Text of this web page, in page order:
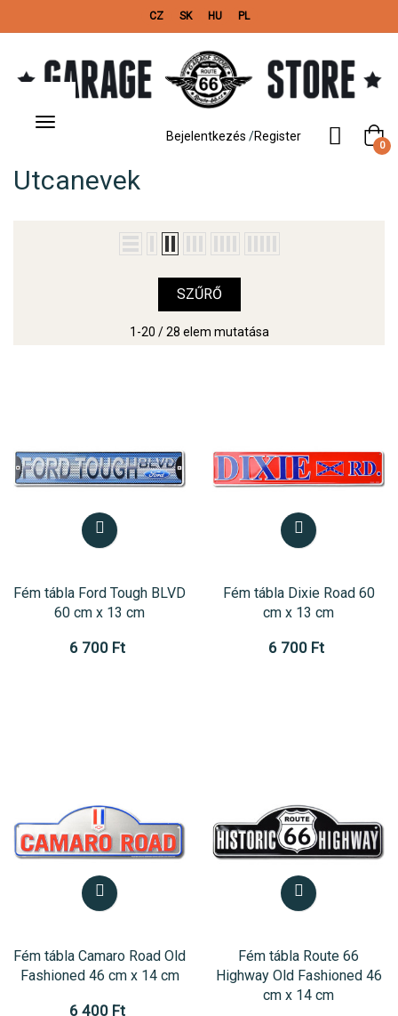
CZ SK HU PL
Bejelentkezés /Register
0
Toggle
Utcanevek
SZŰRŐ
1-20 / 28 elem mutatása
Fém tábla Ford Tough BLVD
60 cm x 13 cm
6 700 Ft
Fém tábla Dixie Road 60
cm x 13 cm
6 700 Ft
Fém tábla Camaro Road Old
Fashioned 46 cm x 14 cm
6 400 Ft
Fém tábla Route 66
Highway Old Fashioned 46
cm x 14 cm